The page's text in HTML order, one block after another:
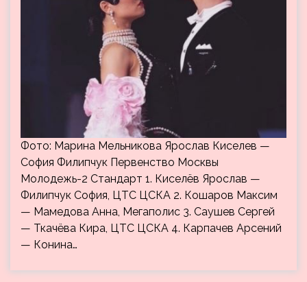
Фото: Марина Мельникова Ярослав Киселев —
София Филипчук Первенство Москвы
Молодежь-2 Стандарт 1. Киселёв Ярослав —
Филипчук София, ЦТС ЦСКА 2. Кошаров Максим
— Мамедова Анна, Мегаполис 3. Саушев Сергей
— Ткачёва Кира, ЦТС ЦСКА 4. Карпачев Арсений
— Конина…